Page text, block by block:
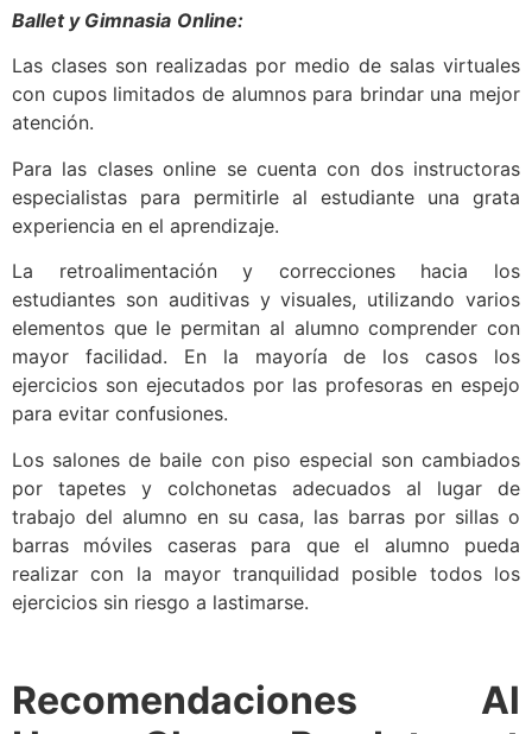
Ballet y Gimnasia Online:
Las clases son realizadas por medio de salas virtuales
con cupos limitados de alumnos para brindar una mejor
atención.
Para las clases online se cuenta con dos instructoras
especialistas para permitirle al estudiante una grata
experiencia en el aprendizaje.
La retroalimentación y correcciones hacia los
estudiantes son auditivas y visuales, utilizando varios
elementos que le permitan al alumno comprender con
mayor facilidad. En la mayoría de los casos los
ejercicios son ejecutados por las profesoras en espejo
para evitar confusiones.
Los salones de baile con piso especial son cambiados
por tapetes y colchonetas adecuados al lugar de
trabajo del alumno en su casa, las barras por sillas o
barras móviles caseras para que el alumno pueda
realizar con la mayor tranquilidad posible todos los
ejercicios sin riesgo a lastimarse.
Recomendaciones Al